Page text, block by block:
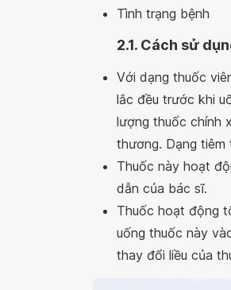
Tình trạng bệnh
2.1. Cách sử
Với dạng thuốc
lắc đều trước khi
lượng thuốc chính
thương. Dạng
Thuốc này hoạt
dẫn của bác sĩ.
Thuốc hoạt động
uống thuốc này
thay đổi liều của